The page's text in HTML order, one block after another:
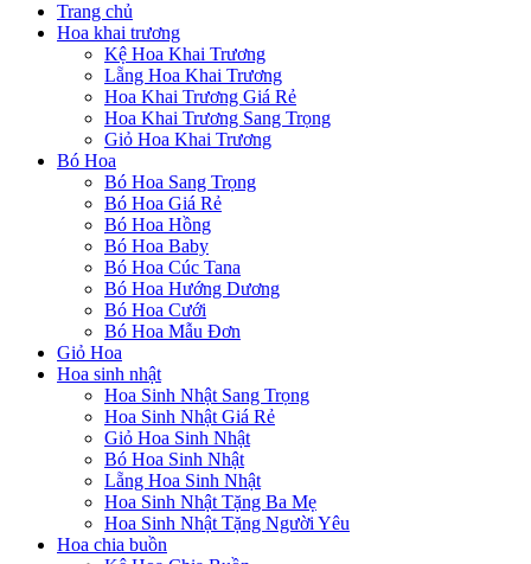
Trang chủ
Hoa khai trương
Kệ Hoa Khai Trương
Lẵng Hoa Khai Trương
Hoa Khai Trương Giá Rẻ
Hoa Khai Trương Sang Trọng
Giỏ Hoa Khai Trương
Bó Hoa
Bó Hoa Sang Trọng
Bó Hoa Giá Rẻ
Bó Hoa Hồng
Bó Hoa Baby
Bó Hoa Cúc Tana
Bó Hoa Hướng Dương
Bó Hoa Cưới
Bó Hoa Mẫu Đơn
Giỏ Hoa
Hoa sinh nhật
Hoa Sinh Nhật Sang Trọng
Hoa Sinh Nhật Giá Rẻ
Giỏ Hoa Sinh Nhật
Bó Hoa Sinh Nhật
Lẵng Hoa Sinh Nhật
Hoa Sinh Nhật Tặng Ba Mẹ
Hoa Sinh Nhật Tặng Người Yêu
Hoa chia buồn